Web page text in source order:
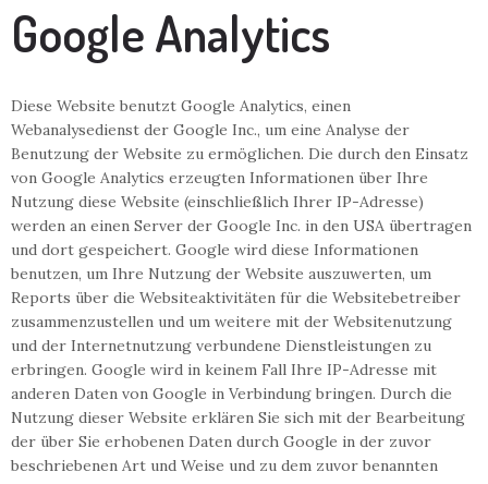
Google Analytics
Diese Website benutzt Google Analytics, einen
Webanalysedienst der Google Inc., um eine Analyse der
Benutzung der Website zu ermöglichen. Die durch den Einsatz
von Google Analytics erzeugten Informationen über Ihre
Nutzung diese Website (einschließlich Ihrer IP-Adresse)
werden an einen Server der Google Inc. in den USA übertragen
und dort gespeichert. Google wird diese Informationen
benutzen, um Ihre Nutzung der Website auszuwerten, um
Reports über die Websiteaktivitäten für die Websitebetreiber
zusammenzustellen und um weitere mit der Websitenutzung
und der Internetnutzung verbundene Dienstleistungen zu
erbringen. Google wird in keinem Fall Ihre IP-Adresse mit
anderen Daten von Google in Verbindung bringen. Durch die
Nutzung dieser Website erklären Sie sich mit der Bearbeitung
der über Sie erhobenen Daten durch Google in der zuvor
beschriebenen Art und Weise und zu dem zuvor benannten